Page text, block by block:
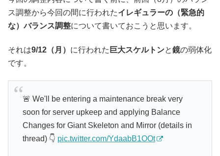
ス調整から今回の間に行われたイレギュラーの（緊急的
な）バランス調整について書いておこうと思います。
それは9/12（月） に行われた 巨大スケルトンと鏡の弱体化
です。
🚨 We'll be entering a maintenance break very
soon for server upkeep and applying Balance
Changes for Giant Skeleton and Mirror (details in
thread) 👇 pic.twitter.com/YdaabB1OOt